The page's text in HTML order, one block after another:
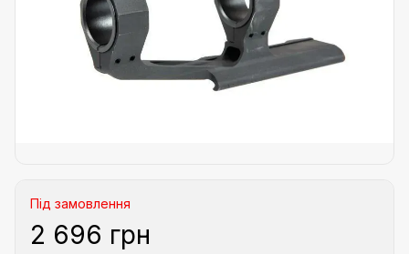
Під замовлення
2 696 грн